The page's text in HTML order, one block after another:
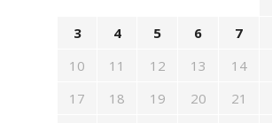
3
4 5 6 7
10
11 12 13 14
17
18 19 20 21